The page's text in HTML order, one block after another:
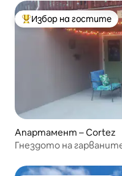
Най-популярен избор
Избор на гостите
Апартамент – Cortez
Гнездото на